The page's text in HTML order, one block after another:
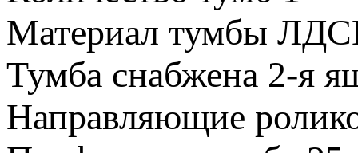
Материал тумбы
Тумба снабжена 2-я
Направляющие